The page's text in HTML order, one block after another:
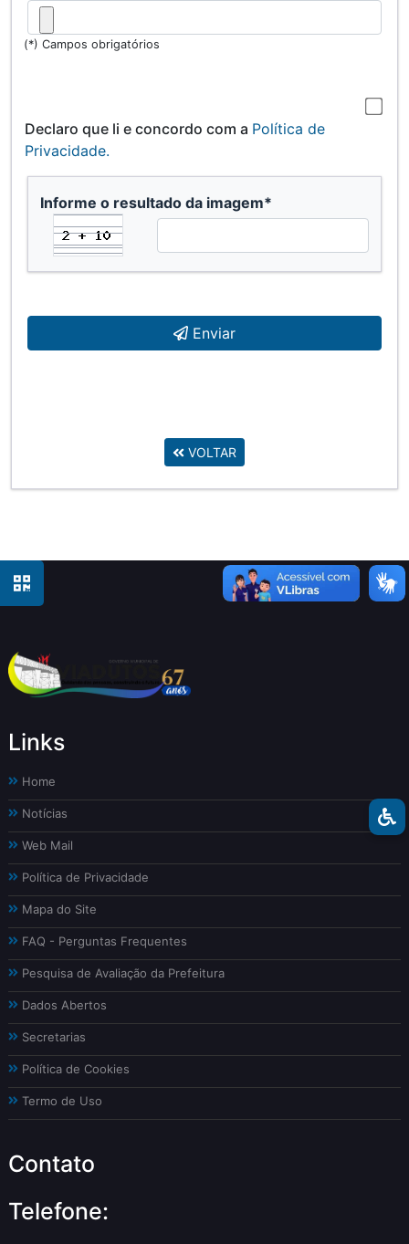
(*) Campos obrigatórios
Declaro que li e concordo com a Política de
Privacidade.
Informe o resultado da imagem*
Enviar
VOLTAR
Links
Home
Notícias
Web Mail
Política de Privacidade
Mapa do Site
FAQ - Perguntas Frequentes
Pesquisa de Avaliação da Prefeitura
Dados Abertos
Secretarias
Política de Cookies
Termo de Uso
Contato
Telefone: